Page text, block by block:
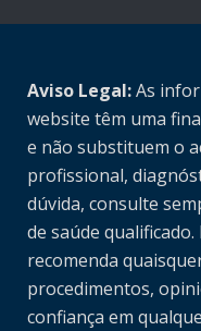
Aviso Legal:As
website têm uma
e não substituem o
profissional,
dúvida, consulte
de saúde
recomenda
procedimentos,
confiança em